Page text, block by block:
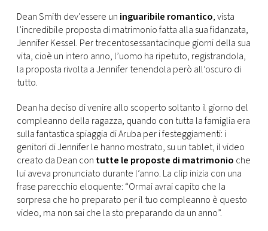
Dean Smith dev’essere un inguaribile romantico, vista
l’incredibile proposta di matrimonio fatta alla sua fidanzata,
Jennifer Kessel. Per trecentosessantacinque giorni della sua
vita, cioè un intero anno, l’uomo ha ripetuto, registrandola,
la proposta rivolta a Jennifer tenendola però all’oscuro di
tutto.
Dean ha deciso di venire allo scoperto soltanto il giorno del
compleanno della ragazza, quando con tutta la famiglia era
sulla fantastica spiaggia di Aruba per i festeggiamenti: i
genitori di Jennifer le hanno mostrato, su un tablet, il video
creato da Dean con tutte le proposte di matrimonio che
lui aveva pronunciato durante l’anno. La clip inizia con una
frase parecchio eloquente: “Ormai avrai capito che la
sorpresa che ho preparato per il tuo compleanno è questo
video, ma non sai che la sto preparando da un anno”.